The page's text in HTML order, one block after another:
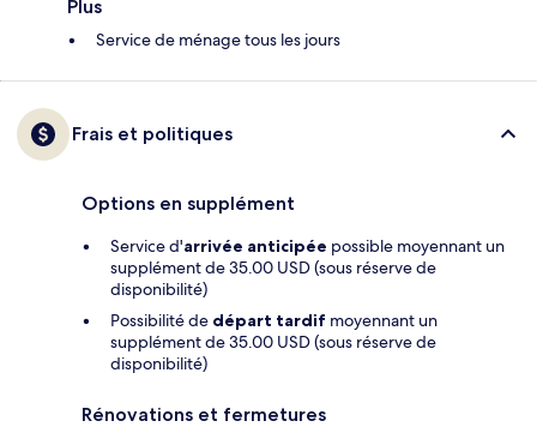
Plus
Service de ménage tous les jours
Frais et politiques
Options en supplément
Service d'arrivée anticipée possible moyennant un
supplément de 35.00 USD (sous réserve de
disponibilité)
Possibilité de départ tardif moyennant un
supplément de 35.00 USD (sous réserve de
disponibilité)
Rénovations et fermetures